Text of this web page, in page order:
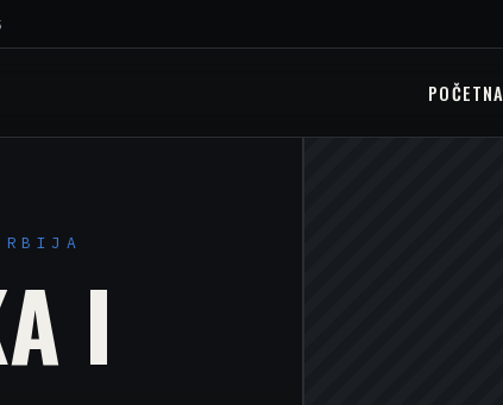
POČETNA
I